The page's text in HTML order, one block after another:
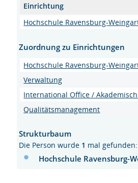
Einrichtung
Hochschule Ravensburg-
Zuordnung zu Einrichtungen
Hochschule Ravensburg-
Verwaltung
International Office /
Qualitätsmanagement
Strukturbaum
Die Person wurde 1 mal gefunden:
Hochschule Ravensburg-